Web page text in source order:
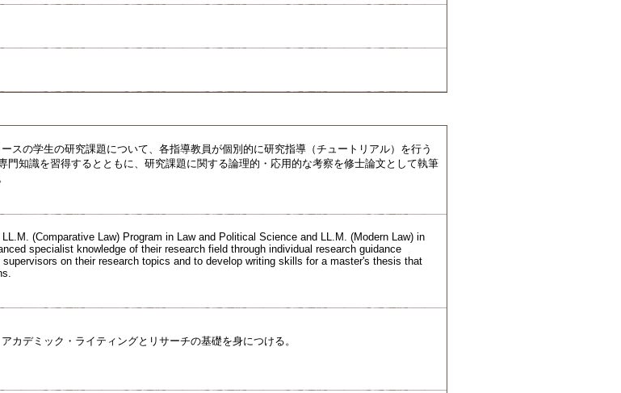
スの学生の研究課題について、各指導教員が個別的に研究指導（チュートリアル）を行う
門知識を習得するとともに、研究課題に関する論理的・応用的な考察を修士論文として執筆
(Comparative Law) Program in Law and Political Science and LL.M. (Modern Law) in
specialist knowledge of their research field through individual research guidance
on their research topics and to develop writing skills for a master's thesis that
カデミック・ライティングとリサーチの基礎を身につける。